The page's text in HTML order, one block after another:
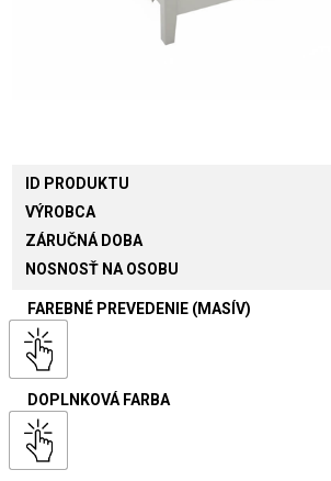
ID PRODUKTU
VÝROBCA
ZÁRUČNÁ DOBA
NOSNOSŤ NA OSOBU
FAREBNÉ PREVEDENIE (MASÍV)
DOPLNKOVÁ FARBA